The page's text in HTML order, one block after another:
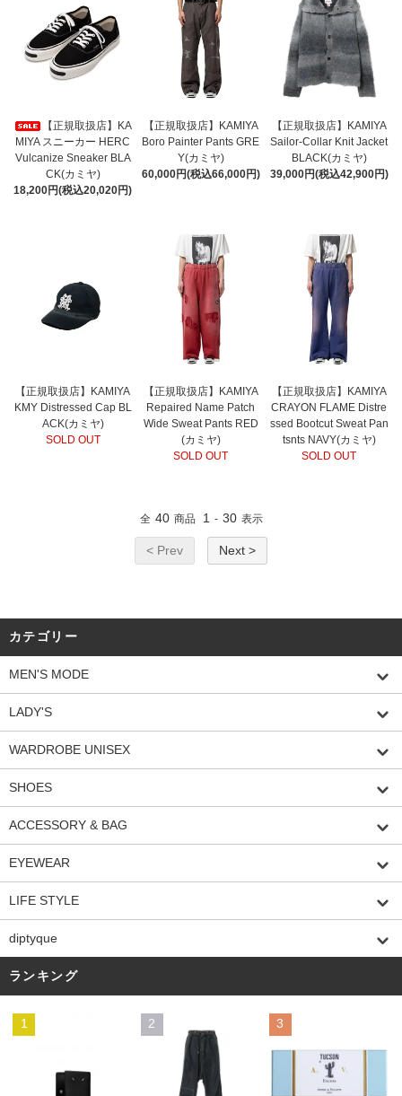
【正規取扱店】KA
MIYA スニーカー HERC
Vulcanize Sneaker BLA
CK(カミヤ)
18,200円(税込20,020円)
【正規取扱店】KAMIYA
Boro Painter Pants GRE
Y(カミヤ)
60,000円(税込66,000円)
【正規取扱店】KAMIYA
Sailor-Collar Knit Jacket
BLACK(カミヤ)
39,000円(税込42,900円)
【正規取扱店】KAMIYA
KMY Distressed Cap BL
ACK(カミヤ)
SOLD OUT
【正規取扱店】KAMIYA
Repaired Name Patch
Wide Sweat Pants RED
(カミヤ)
SOLD OUT
【正規取扱店】KAMIYA
CRAYON FLAME Distre
ssed Bootcut Sweat Pan
tsnts NAVY(カミヤ)
SOLD OUT
全 40 商品 1 - 30 表示
< Prev Next >
カテゴリー
MEN'S MODE
LADY'S
WARDROBE UNISEX
SHOES
ACCESSORY & BAG
EYEWEAR
LIFE STYLE
diptyque
ランキング
1 2 3